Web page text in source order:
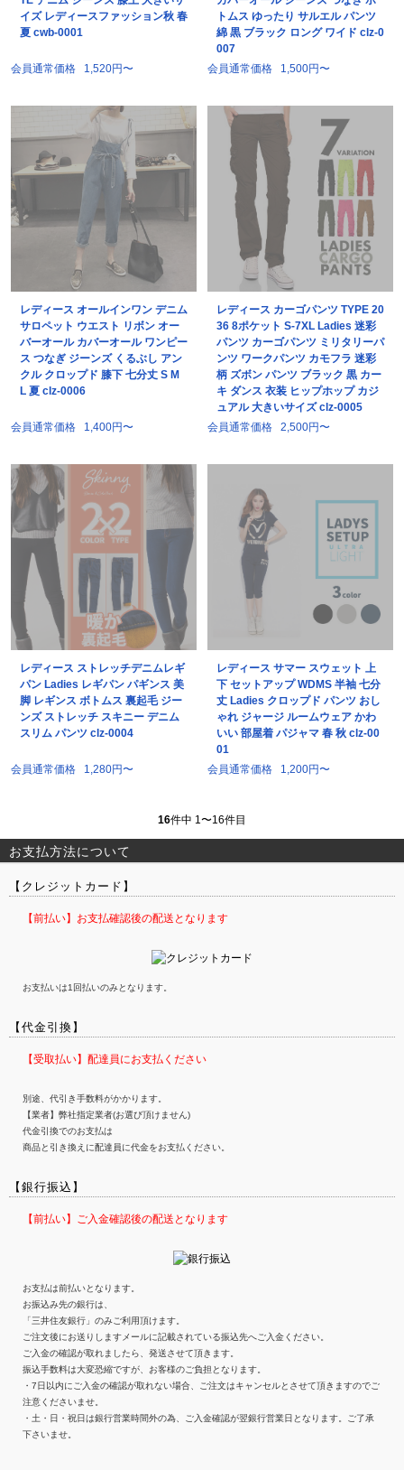
イズ レディースファッション秋 春
夏 cwb-0001
会員通常価格 1,520円〜
トムス ゆったり サルエル パンツ
綿 黒 ブラック ロング ワイド clz-0
007
会員通常価格
1,500円〜
レディース オールインワン デニム
サロペット ウエスト リボン オー
バーオール カバーオール ワンピー
ス つなぎ ジーンズ くるぶし アン
クル クロップド 膝下 七分丈 S M
L 夏 clz-0006
会員通常価格 1,400円〜
レディース カーゴパンツ TYPE 20
36 8ポケット S-7XL Ladies 迷彩
パンツ カーゴパンツ ミリタリーパ
ンツ ワークパンツ カモフラ 迷彩
柄 ズボン パンツ ブラック 黒 カー
キ ダンス 衣装 ヒップホップ カジ
ュアル 大きいサイズ clz-0005
会員通常価格
2,500円〜
レディース ストレッチデニムレギ
パン Ladies レギパン パギンス 美
脚 レギンス ボトムス 裏起毛 ジー
ンズ ストレッチ スキニー デニム
スリム パンツ clz-0004
会員通常価格 1,280円〜
レディース サマー スウェット 上
下 セットアップ WDMS 半袖 七分
丈 Ladies クロップド パンツ おし
ゃれ ジャージ ルームウェア かわ
いい 部屋着 パジャマ 春 秋 clz-00
01
会員通常価格
1,200円〜
16件中 1〜16件目
お支払方法について
【クレジットカード】
【前払い】お支払確認後の配送となります
お支払いは1回払いのみとなります。
【代金引換】
【受取払い】配達員にお支払ください
別途、代引き手数料がかかります。
【業者】弊社指定業者(お選び頂けません)
代金引換でのお支払は
商品と引き換えに配達員に代金をお支払ください。
【銀行振込】
【前払い】ご入金確認後の配送となります
お支払は前払いとなります。
お振込み先の銀行は、
「三井住友銀行」のみご利用頂けます。
ご注文後にお送りしますメールに記載されている振込先へご入金ください。
ご入金の確認が取れましたら、発送させて頂きます。
振込手数料は大変恐縮ですが、お客様のご負担となります。
・7日以内にご入金の確認が取れない場合、ご注文はキャンセルとさせて頂きますのでご
注意くださいませ。
・土・日・祝日は銀行営業時間外の為、ご入金確認が翌銀行営業日となります。ご了承
下さいませ。